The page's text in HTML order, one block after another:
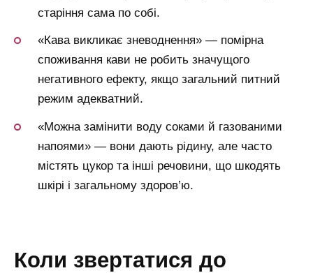
старіння сама по собі.
«Кава викликає зневоднення» — помірна
споживання кави не робить значущого
негативного ефекту, якщо загальний питний
режим адекватний.
«Можна замінити воду соками й газованими
напоями» — вони дають рідину, але часто
містять цукор та інші речовини, що шкодять
шкірі і загальному здоров’ю.
коли звертатися до